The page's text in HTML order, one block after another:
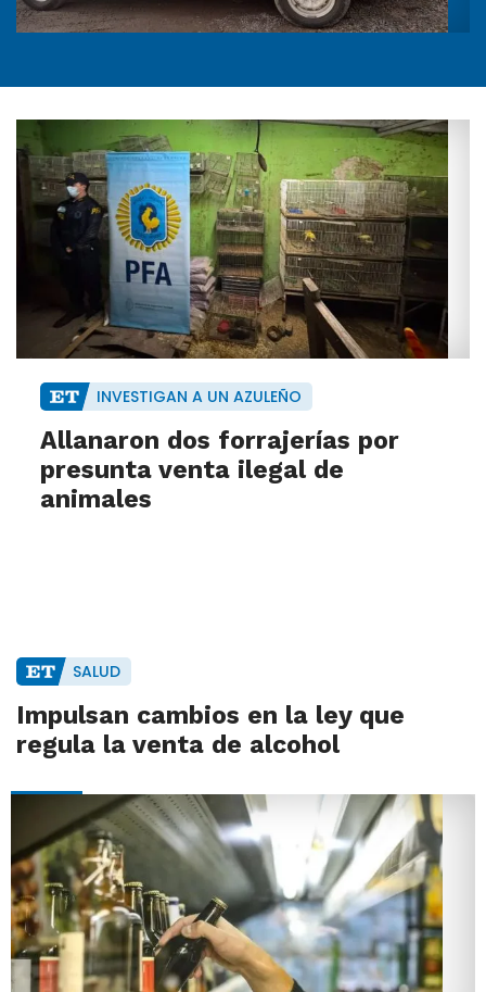
INVESTIGAN A UN AZULEÑO
Allanaron dos forrajerías por
presunta venta ilegal de
animales
SALUD
Impulsan cambios en la ley que
regula la venta de alcohol